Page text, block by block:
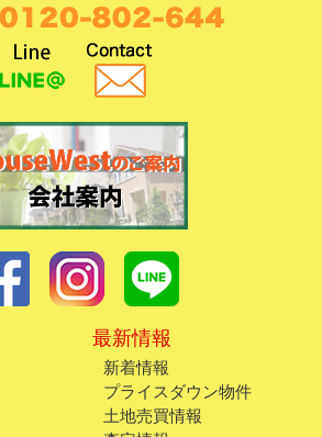
最新情報
新着情報
プライスダウン物件
土地売買情報